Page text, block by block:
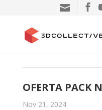
OFERTA PACK
Nov 21, 2024